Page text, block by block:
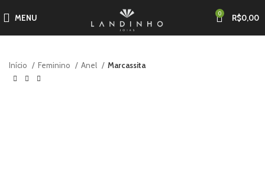
MENU 0 R$0,00
Início Feminino Anel Marcassita
-40%